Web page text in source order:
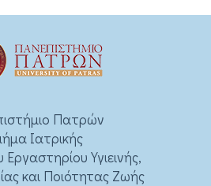
Πατρών
Ιατρικής
Υγιεινής,
και Ποιότητας Ζωής